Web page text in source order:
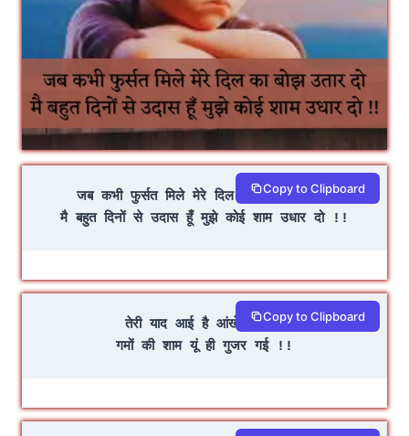
जब कभी फुर्सत मिले मेरे दिल का बोझ उतार दो
मै बहुत दिनों से उदास हूँ मुझे कोई शाम उधार दो !!
Copy to Clipboard
तेरी याद आई है आंखे भर गई
गमों की शाम यूं ही गुजर गई !!
Copy to Clipboard